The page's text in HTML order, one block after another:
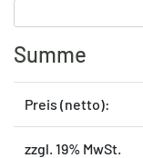
Summe
Preis (netto):
zzgl. 19% MwSt.